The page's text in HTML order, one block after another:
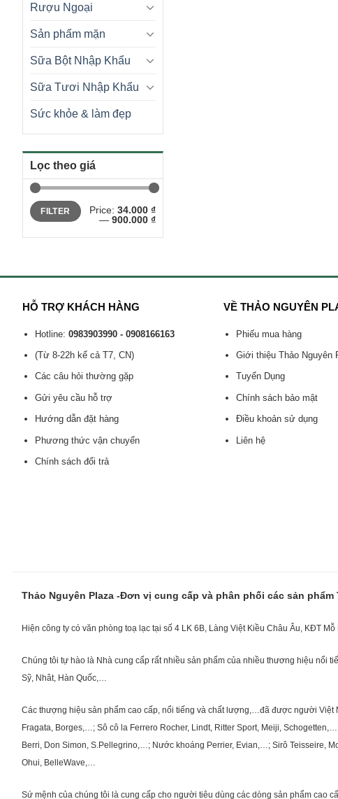
Rượu Ngoại
Sản phẩm mặn
Sữa Bột Nhập Khẩu
Sữa Tươi Nhập Khẩu
Sức khỏe & làm đẹp
Lọc theo giá
Min
price
Max
priceFILTER Price:34.000 ₫
—900.000 ₫
HỖ TRỢ KHÁCH HÀNG
Hotline: 0983903990 - 0908166163
(Từ 8-22h kể cả T7, CN)
Các câu hỏi thường gặp
Gửi yêu cầu hỗ trợ
Hướng dẫn đặt hàng
Phương thức vận chuyển
Chính sách đổi trả
VỀ THẢO NGUYÊN
Phiếu mua hàng
Giới thiệu Thảo Nguyên
Tuyển Dụng
Chính sách bảo mật
Điều khoản sử dụng
Liên hệ
Thảo Nguyên Plaza -Đơn vị cung cấp và phân phối các sản
Hiện công ty có văn phòng toạ lạc tại số 4 LK 6B, Làng Việt Kiều Châu Âu, KĐT
Chúng tôi tự hào là Nhà cung cấp rất nhiều sản phẩm của nhiều thương hiệu nổi
Sỹ, Nhât, Hàn Quốc,…
Các thượng hiệu sản phẩm cao cấp, nổi tiếng và chất lượng,…đã được người Việt
Fragata, Borges,…; Sô cô la Ferrero Rocher, Lindt, Ritter Sport, Meiji,
Berri, Don Simon, S.Pellegrino,…; Nước khoáng Perrier, Evian,…; Sirô Teisseire,
Ohui, BelleWave,…
Sứ mệnh của chúng tôi là cung cấp cho người tiêu dùng các dòng sản phẩm cao